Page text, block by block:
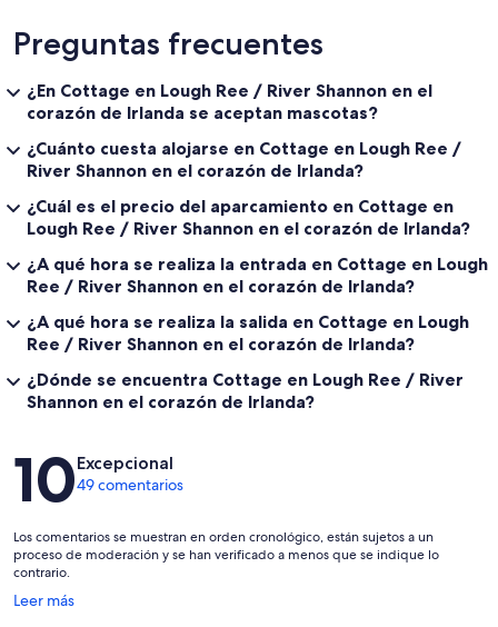
Preguntas frecuentes
¿En Cottage en Lough Ree / River Shannon en el
corazón de Irlanda se aceptan mascotas?
¿Cuánto cuesta alojarse en Cottage en Lough Ree /
River Shannon en el corazón de Irlanda?
¿Cuál es el precio del aparcamiento en Cottage en
Lough Ree / River Shannon en el corazón de Irlanda?
¿A qué hora se realiza la entrada en Cottage en Lough
Ree / River Shannon en el corazón de Irlanda?
¿A qué hora se realiza la salida en Cottage en Lough
Ree / River Shannon en el corazón de Irlanda?
¿Dónde se encuentra Cottage en Lough Ree / River
Shannon en el corazón de Irlanda?
Comentarios
10Excepcional
49 comentarios
Los comentarios se muestran en orden cronológico, están sujetos a un
proceso de moderación y se han verificado a menos que se indique lo
contrario.
Leer más
Se